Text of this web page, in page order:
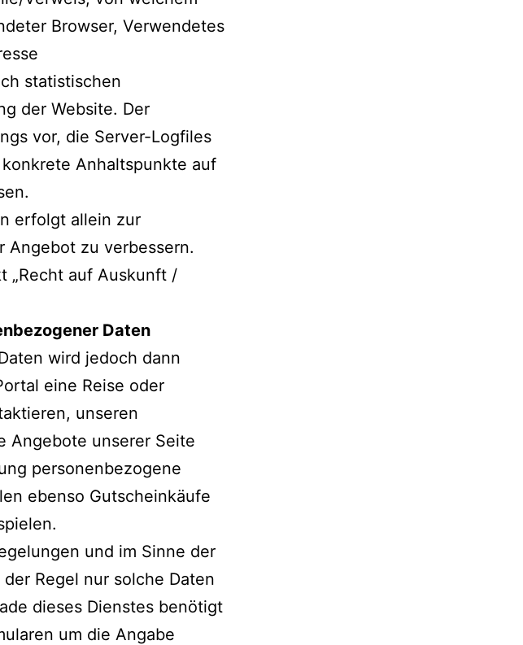
Browser, Verwendetes
statistischen
der Website. Der
vor, die Server-Logfiles
Anhaltspunkte auf
erfolgt allein zur
Angebot zu verbessern.
„Recht auf Auskunft /
Daten
wird jedoch dann
eine Reise oder
unseren
Angebote unserer Seite
personenbezogene
ebenso Gutscheinkäufe
und im Sinne der
Regel nur solche Daten
dieses Dienstes benötigt
um die Angabe